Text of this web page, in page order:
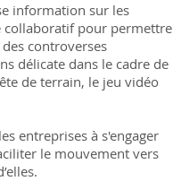
information sur les
collaboratif pour permettre
controverses
délicate dans le cadre de
de terrain, le jeu vidéo
entreprises à s'engager
le mouvement vers